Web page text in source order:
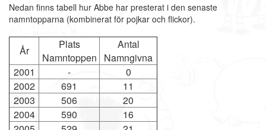
Nedan finns tabell hur Abbe har presterat i den senaste
namntopparna (kombinerat för pojkar och flickor).
År
Plats
Namntoppen
Antal
Namngivna
2001
-
0
2002
691
11
2003
506
20
2004
590
16